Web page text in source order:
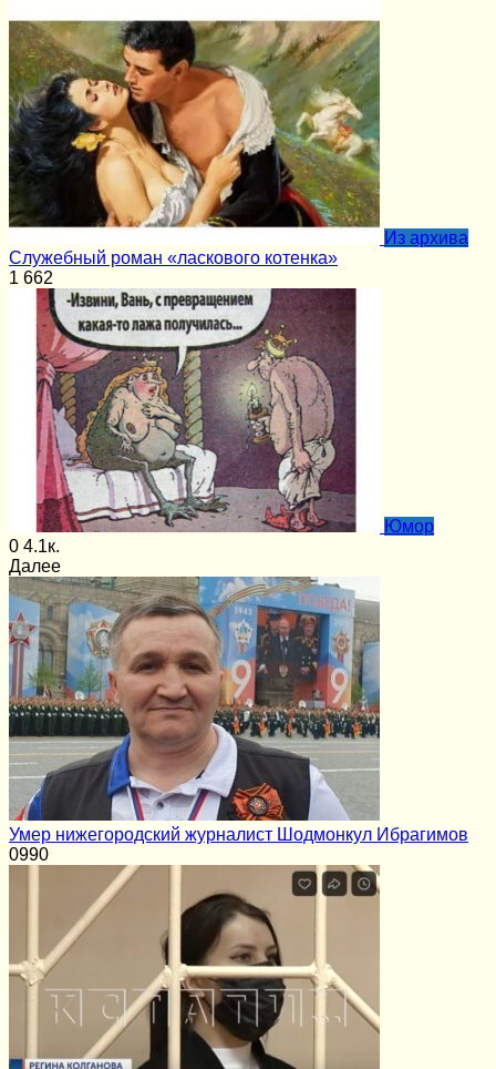
Из архива
Служебный роман «ласкового котенка»
1 662
Юмор
0 4.1к.
Далее
Умер нижегородский журналист Шодмонкул Ибрагимов
0990